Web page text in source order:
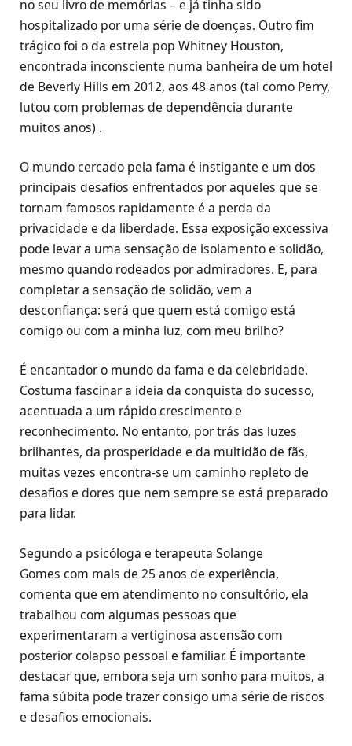
no seu livro de memórias – e já tinha sido
hospitalizado por uma série de doenças. Outro fim
trágico foi o da estrela pop Whitney Houston,
encontrada inconsciente numa banheira de um hotel
de Beverly Hills em 2012, aos 48 anos (tal como Perry,
lutou com problemas de dependência durante
muitos anos) .
O mundo cercado pela fama é instigante e um dos
principais desafios enfrentados por aqueles que se
tornam famosos rapidamente é a perda da
privacidade e da liberdade. Essa exposição excessiva
pode levar a uma sensação de isolamento e solidão,
mesmo quando rodeados por admiradores. E, para
completar a sensação de solidão, vem a
desconfiança: será que quem está comigo está
comigo ou com a minha luz, com meu brilho?
É encantador o mundo da fama e da celebridade.
Costuma fascinar a ideia da conquista do sucesso,
acentuada a um rápido crescimento e
reconhecimento. No entanto, por trás das luzes
brilhantes, da prosperidade e da multidão de fãs,
muitas vezes encontra-se um caminho repleto de
desafios e dores que nem sempre se está preparado
para lidar.
Segundo a psicóloga e terapeuta Solange
Gomes com mais de 25 anos de experiência,
comenta que em atendimento no consultório, ela
trabalhou com algumas pessoas que
experimentaram a vertiginosa ascensão com
posterior colapso pessoal e familiar. É importante
destacar que, embora seja um sonho para muitos, a
fama súbita pode trazer consigo uma série de riscos
e desafios emocionais.